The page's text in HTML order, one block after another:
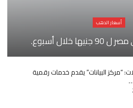
أسعار الدهب
خلال أسبوع.
“مركز البيانات” يقدم خدمات رقمية